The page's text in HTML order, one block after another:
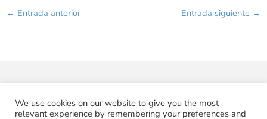
← Entrada anterior Entrada siguiente →
Copyright © 2026 Pabelon
We use cookies on our website to give you the most
relevant experience by remembering your preferences and